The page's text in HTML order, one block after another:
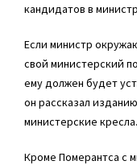
кандидатов в
Если министр
свой министерский
ему должен будет
он рассказал
министерские кресла.
Кроме Померантса с